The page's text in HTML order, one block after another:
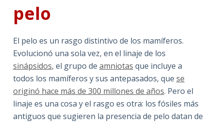
pelo
El pelo es un rasgo distintivo de los mamíferos.
Evolucionó una sola vez, en el linaje de los
sinápsidos, el grupo de amniotas que incluye a
todos los mamíferos y sus antepasados, que se
originó hace más de 300 millones de años. Pero el
linaje es una cosa y el rasgo es otra: los fósiles más
antiguos que sugieren la presencia de pelo datan de